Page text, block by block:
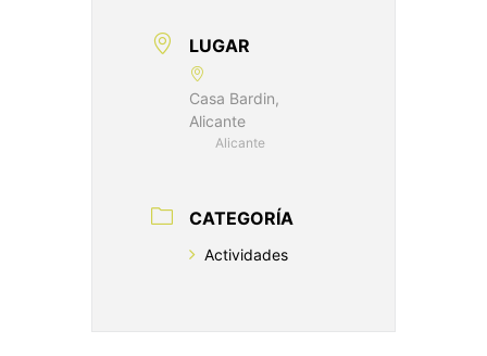
LUGAR
Casa Bardin,
Alicante
Alicante
CATEGORÍA
Actividades